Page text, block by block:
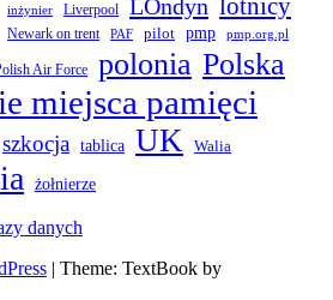
inżynier Liverpool LOndyn lotnicy
Newark on trent PAF pilot pmp pmp.org.pl
Air Force polonia Polska
miejsca pamięci
szkocja tablica UK Walia
żołnierze
danych
| Theme: TextBook by